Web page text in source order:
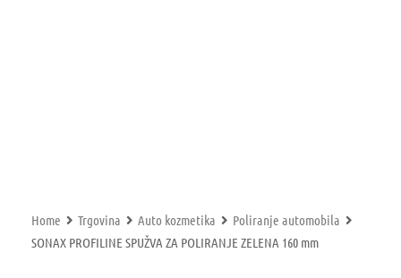
Home Trgovina Auto kozmetika
Poliranje automobila
SONAX PROFILINE SPUŽVA ZA POLIRANJE ZELENA 160 mm